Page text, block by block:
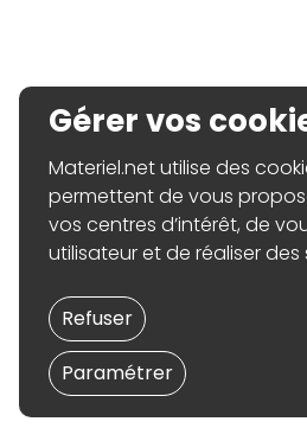
Gérer vos
Materiel.net utilise des
permettent de vous
vos centres d’intérêt, de
utilisateur et de réaliser
Paramétrer
Refuser